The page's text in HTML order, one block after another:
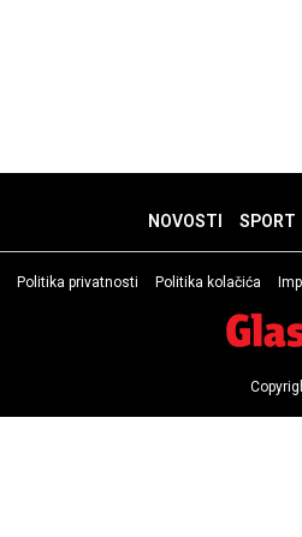
NOVOSTI SPORT
Politika privatnosti Politika kolačića